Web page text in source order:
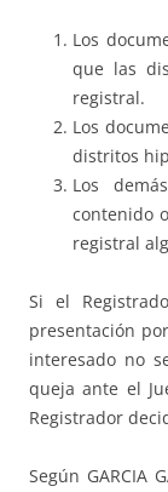
Los
que las
registral.
Los
distritos
Los
contenido
registral
Si el
presentación
interesado no
queja ante el
Registrador
Según GARCIA